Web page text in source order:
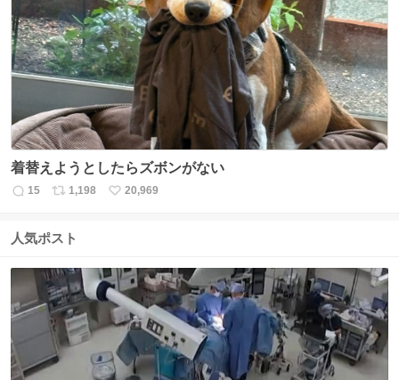
ト
数
ね
数
着替えようとしたらズボンがない
返
数
15
リ
ス
数
1,198
い
20,969
人気ポスト